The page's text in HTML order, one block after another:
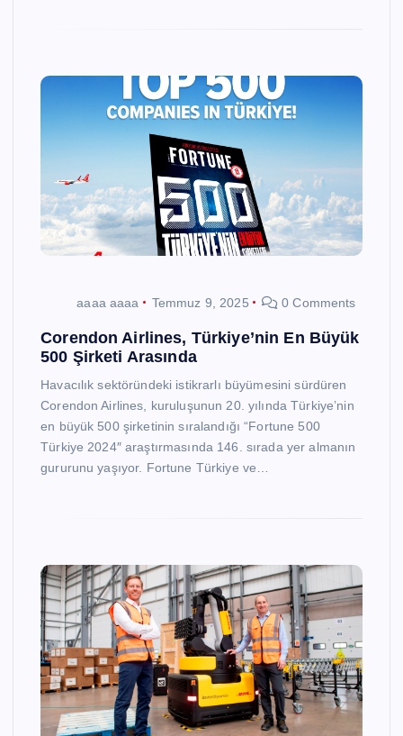
aaaa aaaa Temmuz 9, 2025 0 Comments
Corendon Airlines, Türkiye’nin En Büyük
500 Şirketi Arasında
Havacılık sektöründeki istikrarlı büyümesini sürdüren
Corendon Airlines, kuruluşunun 20. yılında Türkiye’nin
en büyük 500 şirketinin sıralandığı “Fortune 500
Türkiye 2024″ araştırmasında 146. sırada yer almanın
gururunu yaşıyor. Fortune Türkiye ve…